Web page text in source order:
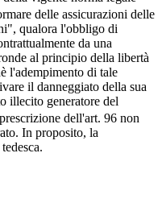
delle assicurazioni delle
qualora l'obbligo di
da una
al principio della libertà
l'adempimento di tale
il danneggiato della sua
illecito generatore del
dell'art. 96 non
In proposito, la